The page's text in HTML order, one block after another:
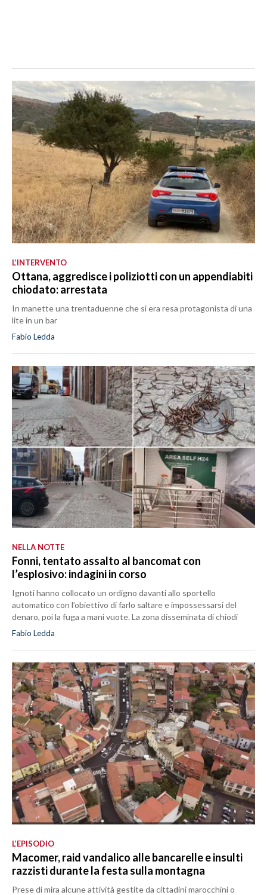
L’INTERVENTO
Ottana, aggredisce i poliziotti con un appendiabiti
chiodato: arrestata
In manette una trentaduenne che si era resa protagonista di una
lite in un bar
Fabio Ledda
NELLA NOTTE
Fonni, tentato assalto al bancomat con
l’esplosivo: indagini in corso
Ignoti hanno collocato un ordigno davanti allo sportello
automatico con l’obiettivo di farlo saltare e impossessarsi del
denaro, poi la fuga a mani vuote. La zona disseminata di chiodi
Fabio Ledda
L’EPISODIO
Macomer, raid vandalico alle bancarelle e insulti
razzisti durante la festa sulla montagna
Prese di mira alcune attività gestite da cittadini marocchini o